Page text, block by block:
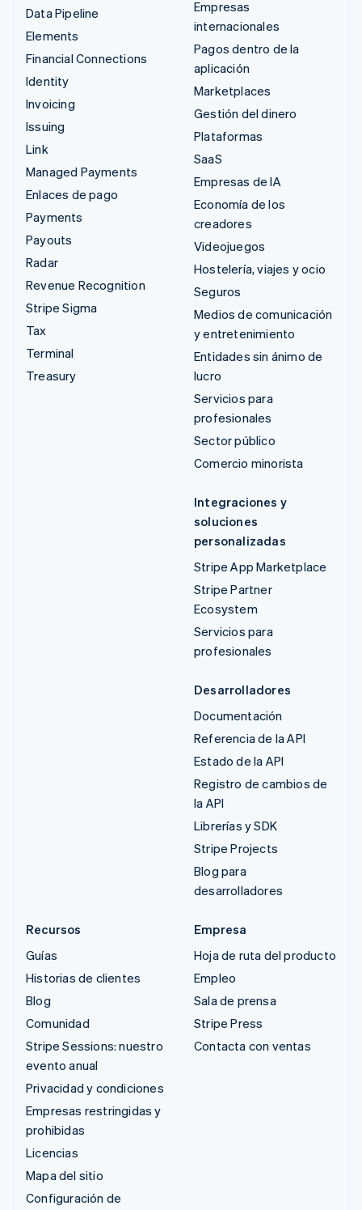
Data Pipeline
Elements
Financial Connections
Identity
Invoicing
Issuing
Link
Managed Payments
Enlaces de pago
Payments
Payouts
Radar
Revenue Recognition
Stripe Sigma
Tax
Terminal
Treasury
Empresas
internacionales
Pagos dentro de la
aplicación
Marketplaces
Gestión del dinero
Plataformas
SaaS
Empresas de IA
Economía de los
creadores
Videojuegos
Hostelería, viajes y ocio
Seguros
Medios de comunicación
y entretenimiento
Entidades sin ánimo de
lucro
Servicios para
profesionales
Sector público
Comercio minorista
Integraciones y
soluciones
personalizadas
Stripe App Marketplace
Stripe Partner
Ecosystem
Servicios para
profesionales
Desarrolladores
Documentación
Referencia de la API
Estado de la API
Registro de cambios de
la API
Librerías y SDK
Stripe Projects
Blog para
desarrolladores
Recursos
Guías
Historias de clientes
Blog
Comunidad
Stripe Sessions: nuestro
evento anual
Privacidad y condiciones
Empresas restringidas y
prohibidas
Licencias
Mapa del sitio
Configuración de
Empresa
Hoja de ruta del producto
Empleo
Sala de prensa
Stripe Press
Contacta con ventas